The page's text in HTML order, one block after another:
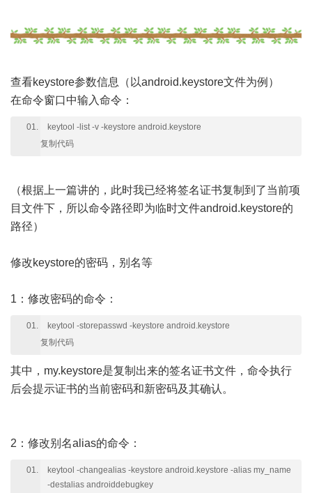
查看keystore参数信息（以android.keystore文件为例）
在命令窗口中输入命令：
keytool -list -v -keystore android.keystore
复制代码
（根据上一篇讲的，此时我已经将签名证书复制到了当前项
目文件下，所以命令路径即为临时文件android.keystore的
路径）
修改keystore的密码，别名等
1：修改密码的命令：
keytool -storepasswd -keystore android.keystore
复制代码
其中，my.keystore是复制出来的签名证书文件，命令执行
后会提示证书的当前密码和新密码及其确认。
2：修改别名alias的命令：
keytool -changealias -keystore android.keystore -alias my_name
-destalias androiddebugkey